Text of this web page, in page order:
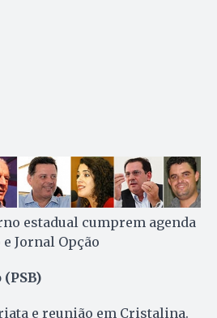
estadual cumprem agenda
e Jornal Opção
e reunião em Cristalina.